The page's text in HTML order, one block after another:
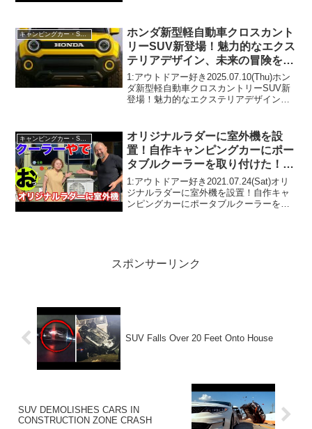
題らしいぞ、見逃さないで！！2:アウト
ドア...
キャンピングカー・SUV人気車種
ホンダ新型軽自動車クロスカント
リーSUV新登場！魅力的なエクス
テリアデザイン、未来の冒険を予
感させる一台！
1:アウトドアー好き2025.07.10(Thu)ホン
ダ新型軽自動車クロスカントリーSUV新
登場！魅力的なエクステリアデザイン、
ウトドアー好き2025.07.10(T...
オリジナルラダーに室外機を設
置！自作キャンピングカーにポー
タブルクーラーを取り付けた！予
想以上の出来栄えに感動！
1:アウトドアー好き2021.07.24(Sat)オリ
ジナルラダーに室外機を設置！自作キャ
ンピングカーにポータブルクーラーを取
スポンサーリンク
SUV Falls Over 20 Feet Onto House
SUV DEMOLISHES CARS IN
CONSTRUCTION ZONE CRASH